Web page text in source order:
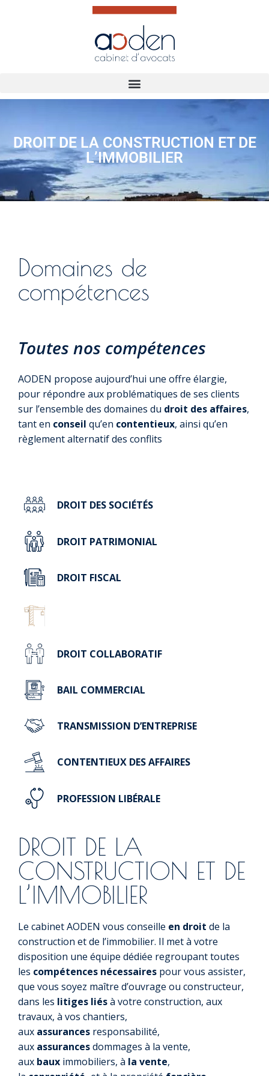
DROIT DE LA CONSTRUCTION ET DE
L’IMMOBILIER
Domaines de
compétences
Toutes nos compétences
AODEN propose aujourd’hui une offre élargie,
pour répondre aux problématiques de ses clients
sur l’ensemble des domaines du droit des affaires,
tant en conseil qu’en contentieux, ainsi qu’en
règlement alternatif des conflits
DROIT DES SOCIÉTÉS
DROIT PATRIMONIAL
DROIT FISCAL
DROIT COLLABORATIF
BAIL COMMERCIAL
TRANSMISSION D’ENTREPRISE
CONTENTIEUX DES AFFAIRES
PROFESSION LIBÉRALE
DROIT DE LA
CONSTRUCTION ET DE
L’IMMOBILIER
Le cabinet AODEN vous conseille en droit de la
construction et de l’immobilier. Il met à votre
disposition une équipe dédiée regroupant toutes
les compétences nécessaires pour vous assister,
que vous soyez maître d’ouvrage ou constructeur,
dans les litiges liésà votre construction, aux
travaux, à vos chantiers,
aux assurances responsabilité,
aux assurancesdommages à la vente,
aux baux immobiliers, à la vente,